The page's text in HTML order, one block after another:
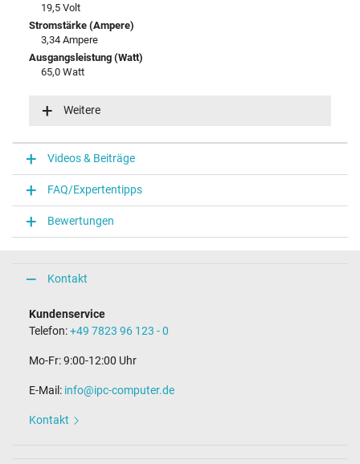
19,5 Volt
Stromstärke (Ampere)
3,34 Ampere
Ausgangsleistung (Watt)
65,0 Watt
100-240V / 50-60Hz
Funktions-LED
Funktions-LED im Stecker
Notebook Stecker
Steckertyp / -form
rund / 180° gerade
9,5 mm
Ja
Länge Anschlusskabel (m) (ca.)
Länge / Breite / Höhe
Weitere
Videos & Beiträge
FAQ/Expertentipps
Bewertungen
Kontakt
Kundenservice
Telefon:+49 7823 96 123 - 0
Mo-Fr: 9:00-12:00 Uhr
E-Mail: info@ipc-computer.de
Kontakt